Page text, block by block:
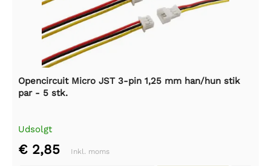
Opencircuit Micro JST 3-pin 1,25 mm han/hun stik
par - 5 stk.
Udsolgt
€ 2,85 Inkl. moms